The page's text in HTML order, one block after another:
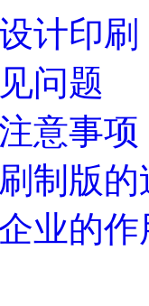
计印刷
问题
意事项
制版的
业的作